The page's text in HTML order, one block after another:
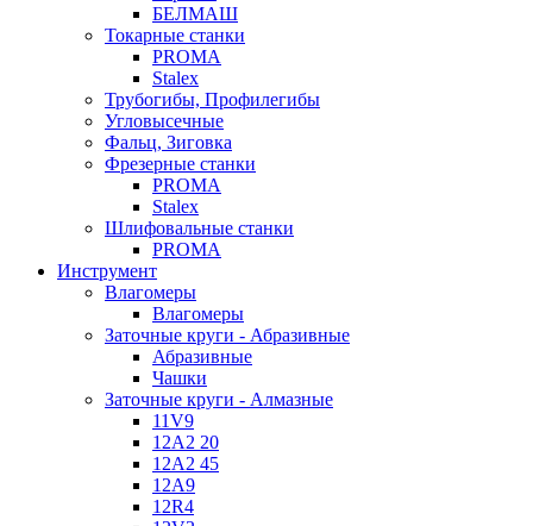
БЕЛМАШ
Токарные станки
PROMA
Stalex
Трубогибы, Профилегибы
Угловысечные
Фальц, Зиговка
Фрезерные станки
PROMA
Stalex
Шлифовальные станки
PROMA
Инструмент
Влагомеры
Влагомеры
Заточные круги - Абразивные
Абразивные
Чашки
Заточные круги - Алмазные
11V9
12A2 20
12A2 45
12A9
12R4